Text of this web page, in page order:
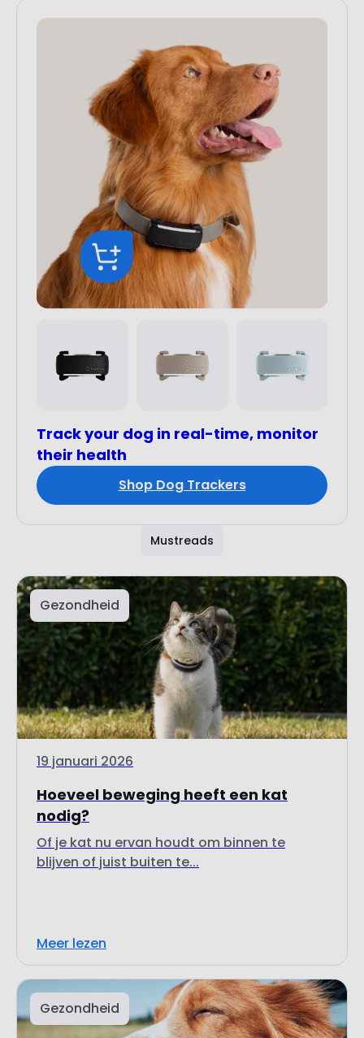
Track your dog in real-time, monitor
their health
Shop Dog Trackers
Mustreads
Gezondheid
19 januari 2026
Hoeveel beweging heeft een kat
nodig?
Of je kat nu ervan houdt om binnen te
blijven of juist buiten te...
Meer lezen
Gezondheid